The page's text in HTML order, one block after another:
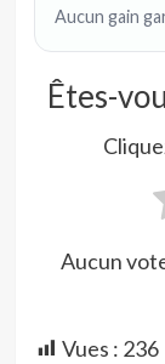
Aucun gain
Êtes-
Aucun
Vues : 236